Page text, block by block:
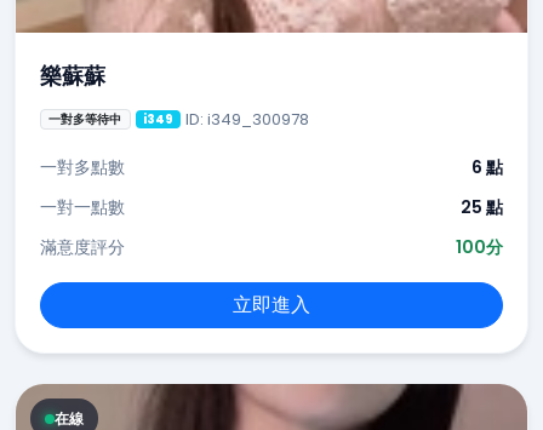
樂蘇蘇
一對多等待中 i349 ID: i349_300978
一對多點數
6 點
一對一點數
25 點
滿意度評分
100分
立即進入
在線